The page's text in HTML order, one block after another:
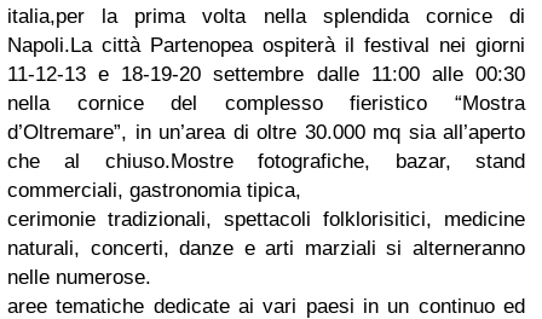
italia,per la prima volta nella splendida cornice di
Napoli.La città Partenopea ospiterà il festival nei giorni
11-12-13 e 18-19-20 settembre dalle 11:00 alle 00:30
nella cornice del complesso fieristico “Mostra
d’Oltremare”, in un’area di oltre 30.000 mq sia all’aperto
che al chiuso.Mostre fotografiche, bazar, stand
commerciali, gastronomia tipica,
cerimonie tradizionali, spettacoli folklorisitici, medicine
naturali, concerti, danze e arti marziali si alterneranno
nelle numerose.
aree tematiche dedicate ai vari paesi in un continuo ed